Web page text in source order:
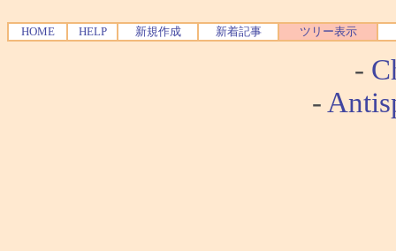
HOME HELP 新規作成 新着記事 ツリー表示
-
-